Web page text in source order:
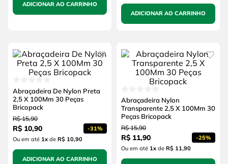
ADICIONAR AO CARRINHO
ADICIONAR AO CARRINHO
Abraçadeira De Nylon Preta
2,5 X 100Mm 30 Peças
Bricopack
R$ 15,90
R$ 10,90 -31%
Ou em até 1xde R$ 10,90
ADICIONAR AO CARRINHO
Abraçadeira Nylon
Transparente 2,5 X 100Mm 30
Peças Bricopack
R$ 15,90
R$ 11,90 -25%
Ou em até 1xde R$ 11,90